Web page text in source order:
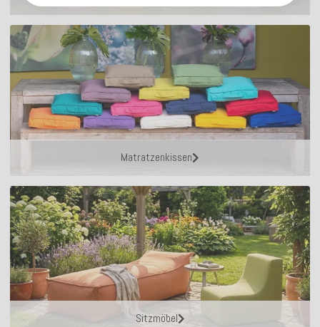
Matratzenkissen
Sitzmöbel